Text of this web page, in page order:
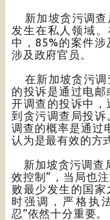
新加坡贪污调查
发生在私人领域
中，85%的案件
涉及政府官员。
在新加坡贪污调
的投诉是通过电
开调查的投诉中
到贪污调查局投
调查的概率是通过
认为是最有效的方
新加坡贪污调查
效控制”，当局也
败最少发生的国
时强调，严格执
忍”依然十分重要。